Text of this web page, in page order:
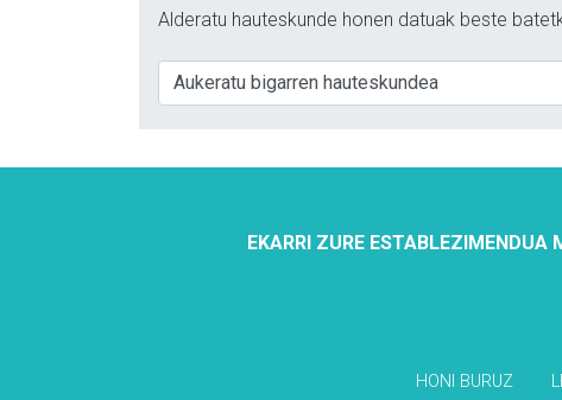
Alderatu hauteskunde honen datuak beste
EKARRI ZURE ESTABLEZIMENDUA
HONI BURUZ